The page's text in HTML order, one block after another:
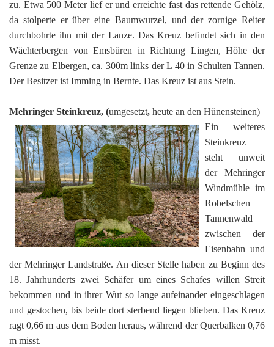
zu. Etwa 500 Meter lief er und erreichte fast das rettende Gehölz,
da stolperte er über eine Baumwurzel, und der zornige Reiter
durchbohrte ihn mit der Lanze. Das Kreuz befindet sich in den
Wächterbergen von Emsbüren in Richtung Lingen, Höhe der
Grenze zu Elbergen, ca. 300m links der L 40 in Schulten Tannen.
Der Besitzer ist Imming in Bernte. Das Kreuz ist aus Stein.
Mehringer Steinkreuz, (umgesetzt, heute an den Hünensteinen)
Ein weiteres
Steinkreuz
steht unweit
der Mehringer
Windmühle im
Robelschen
Tannenwald
zwischen der
Eisenbahn und
der Mehringer Landstraße. An dieser Stelle haben zu Beginn des
18. Jahrhunderts zwei Schäfer um eines Schafes willen Streit
bekommen und in ihrer Wut so lange aufeinander eingeschlagen
und gestochen, bis beide dort sterbend liegen blieben. Das Kreuz
ragt 0,66 m aus dem Boden heraus, während der Querbalken 0,76
m misst.